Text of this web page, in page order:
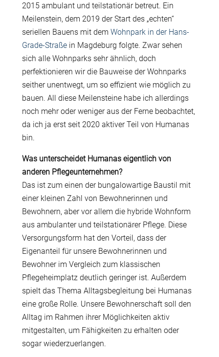
2015 ambulant und teilstationär betreut. Ein
Meilenstein, dem 2019 der Start des „echten“
seriellen Bauens mit dem Wohnpark in der Hans-
Grade-Straßein Magdeburg folgte. Zwar sehen
sich alle Wohnparks sehr ähnlich, doch
perfektionieren wir die Bauweise der Wohnparks
seither unentwegt, um so effizient wie möglich zu
bauen. All diese Meilensteine habe ich allerdings
noch mehr oder weniger aus der Ferne beobachtet,
da ich ja erst seit 2020 aktiver Teil von Humanas
bin.
Was unterscheidet Humanas eigentlich von
anderen Pflegeunternehmen?
Das ist zum einen der bungalowartige Baustil mit
einer kleinen Zahl von Bewohnerinnen und
Bewohnern, aber vor allem die hybride Wohnform
aus ambulanter und teilstationärer Pflege. Diese
Versorgungsform hat den Vorteil, dass der
Eigenanteil für unsere Bewohnerinnen und
Bewohner im Vergleich zum klassischen
Pflegeheimplatz deutlich geringer ist. Außerdem
spielt das Thema Alltagsbegleitung bei Humanas
eine große Rolle. Unsere Bewohnerschaft soll den
Alltag im Rahmen ihrer Möglichkeiten aktiv
mitgestalten, um Fähigkeiten zu erhalten oder
sogar wiederzuerlangen.